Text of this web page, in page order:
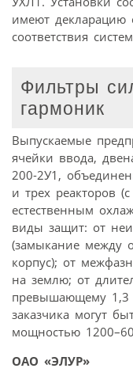
имеют декларацию
соответствия
Фильтры
гармоник
Выпускаемые
ячейки ввода,
200-2У1,
и трех реакторов
естественным
виды защит: от
(замыкание между
корпус); от
на землю; от
превышающему 1,3
заказчика могут
мощностью
ОАО «ЭЛУР»